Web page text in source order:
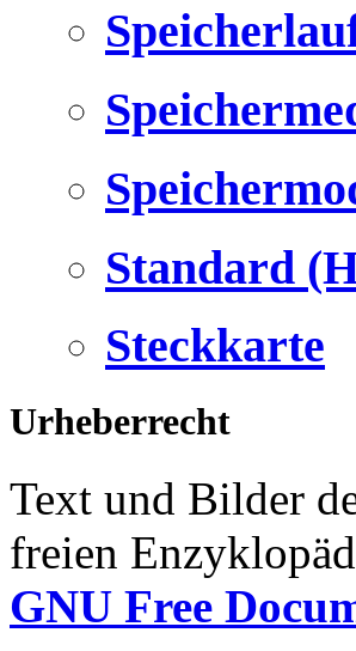
Standard
Steckkarte
Urheberrecht
Text und Bilder
freien
GNU Free